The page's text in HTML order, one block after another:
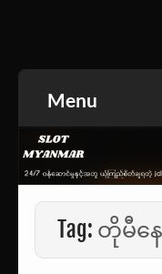
ဝတ္ထုတို
Menu
Tag: တိုမီနေ